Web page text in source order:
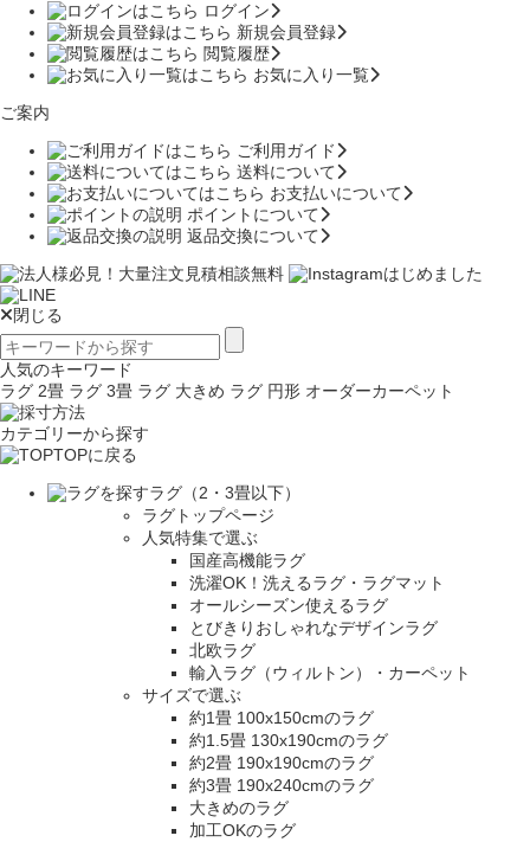
ログイン
新規会員登録
閲覧履歴
お気に入り一覧
ご案内
ご利用ガイド
送料について
お支払いについて
ポイントについて
返品交換について
閉じる
人気のキーワード
ラグ 2畳 ラグ 3畳 ラグ 大きめ ラグ 円形 オーダーカーペット
カテゴリーから探す
TOPに戻る
ラグ（2・3畳以下）
ラグトップページ
人気特集で選ぶ
国産高機能ラグ
洗濯OK！洗えるラグ・ラグマット
オールシーズン使えるラグ
とびきりおしゃれなデザインラグ
北欧ラグ
輸入ラグ（ウィルトン）・カーペット
サイズで選ぶ
約1畳 100x150cmのラグ
約1.5畳 130x190cmのラグ
約2畳 190x190cmのラグ
約3畳 190x240cmのラグ
大きめのラグ
加工OKのラグ